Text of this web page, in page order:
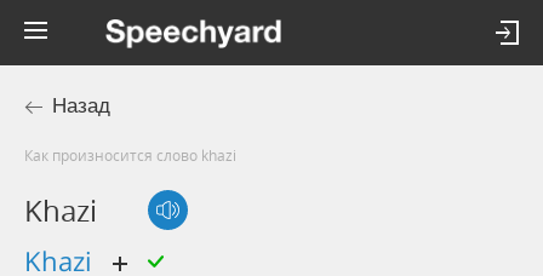
Назад
Как произносится слово khazi
Khazi
khazi